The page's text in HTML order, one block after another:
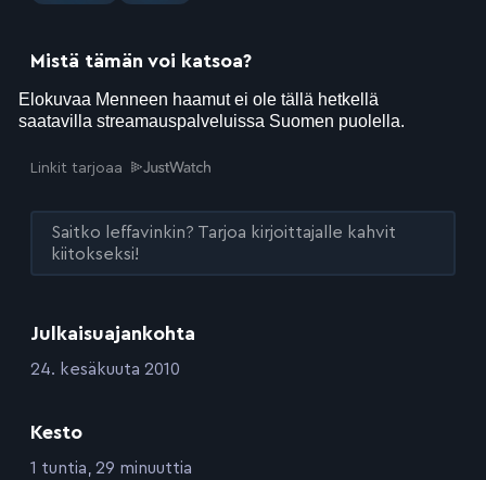
Julkaisuajankohta
:24. kesäkuuta 2010
Kesto
:1 tuntia, 29 minuuttia
Mistä tämän voi katsoa?
Linkit tarjoaa
Saitko leffavinkin? Tarjoa kirjoittajalle kahvit
kiitokseksi!